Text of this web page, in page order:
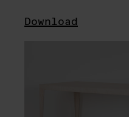
Download